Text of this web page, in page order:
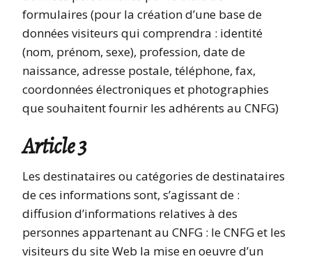
formulaires (pour la création d’une base de
données visiteurs qui comprendra : identité
(nom, prénom, sexe), profession, date de
naissance, adresse postale, téléphone, fax,
coordonnées électroniques et photographies
que souhaitent fournir les adhérents au CNFG)
Article 3
Les destinataires ou catégories de destinataires
de ces informations sont, s’agissant de :
diffusion d’informations relatives à des
personnes appartenant au CNFG : le CNFG et les
visiteurs du site Web la mise en oeuvre d’un